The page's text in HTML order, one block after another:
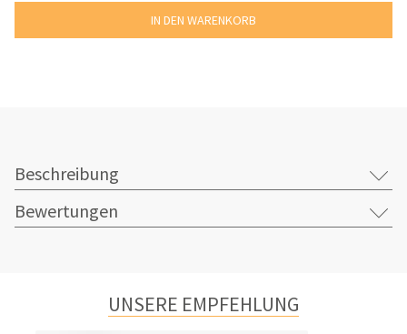
Beschreibung
Bewertungen
UNSERE EMPFEHLUNG